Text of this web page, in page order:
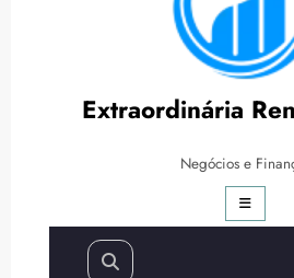
Extraordinária
Negócios e
Como Ganhar
Instagram: 10
Como Ganhar Seguidores no